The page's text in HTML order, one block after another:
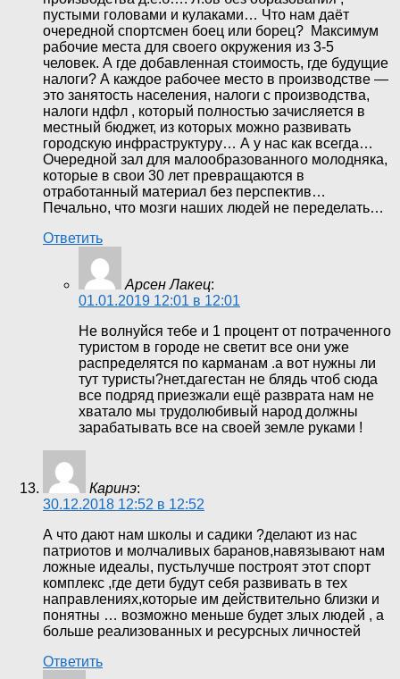
пустыми головами и кулаками… Что нам даёт
очередной спортсмен боец или борец? Максимум
рабочие места для своего окружения из 3-5
человек. А где добавленная стоимость, где будущие
налоги? А каждое рабочее место в производстве —
это занятость населения, налоги с производства,
налоги ндфл , который полностью зачисляется в
местный бюджет, из которых можно развивать
городскую инфраструктуру… А у нас как всегда…
Очередной зал для малообразованного молодняка,
которые в свои 30 лет превращаются в
отработанный материал без перспектив…
Печально, что мозги наших людей не переделать…
Ответить
Арсен Лакец:
01.01.2019 12:01 в 12:01
Не волнуйся тебе и 1 процент от потраченного
туристом в городе не светит все они уже
распределятся по карманам .а вот нужны ли
тут туристы?нет.дагестан не блядь чтоб сюда
все подряд приезжали ещё разврата нам не
хватало мы трудолюбивый народ должны
зарабатывать все на своей земле руками !
Каринэ:
30.12.2018 12:52 в 12:52
А что дают нам школы и садики ?делают из нас
патриотов и молчаливых баранов,навязывают нам
ложные идеалы, пустьлучше построят этот спорт
комплекс ,где дети будут себя развивать в тех
направлениях,которые им действительно близки и
понятны … возможно меньше будет злых людей , а
больше реализованных и ресурсных личностей
Ответить